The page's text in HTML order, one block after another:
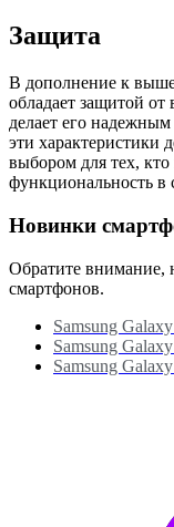
Защита
В дополнение к
обладает защитой
делает его
эти характеристики
выбором для тех, кто
функциональность в
Новинки
Обратите
смартфонов.
Samsung
Samsung
Samsung